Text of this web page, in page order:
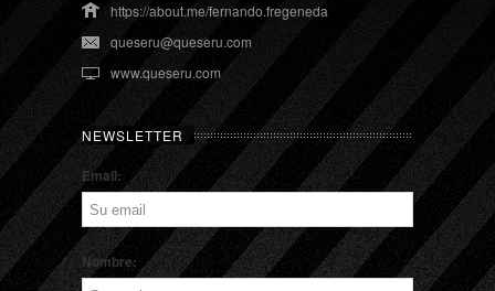
https://about.me/fernando.fregeneda
queseru@queseru.com
www.queseru.com
NEWSLETTER
Email:
Nombre: